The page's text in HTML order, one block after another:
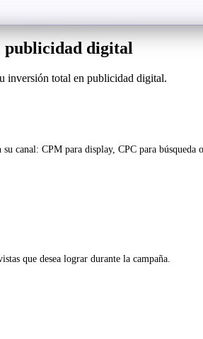
publicidad digital
inversión total en publicidad digital.
canal: CPM para display, CPC para búsqueda
que desea lograr durante la campaña.